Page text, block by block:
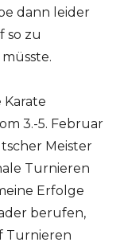
dann leider
so zu
Karate
3.-5. Februar
Meister
Turnieren
Erfolge
berufen,
Turnieren